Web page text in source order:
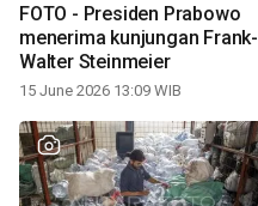
FOTO - Presiden Prabowo
menerima kunjungan Frank-
Walter Steinmeier
15 June 2026 13:09 WIB